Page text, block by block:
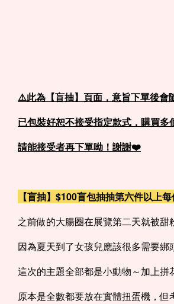
⚠️此為【盲抽】頁面，意旨下單後會
已包裝好恕不接受指定款式，購買多
請能接受者再下單呦！謝謝❤️
【盲抽】$100盲包抽抽第六件以上
之前做的大腸圈在展覽第二天就被甜
因為夏天到了女孩兒應該很多需要
這次的主題全部都是小動物～加上
原本是全數都要放在實體扭蛋機，